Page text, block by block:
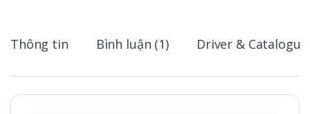
Thông tin Bình luận (1) Driver & Catalogue